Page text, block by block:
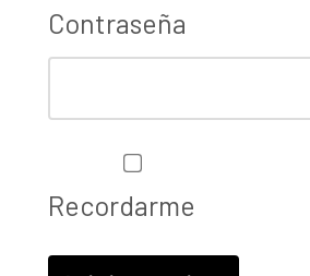
Contraseña
Recordarme